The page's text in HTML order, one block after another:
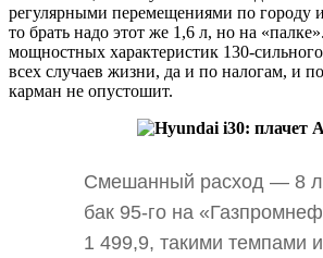
регулярными перемещениями по городу
то брать надо этот же 1,6 л, но на
мощностных характеристик 130-
всех случаев жизни, да и по налогам, и
карман не опустошит.
Смешанный расход — 8
бак 95-го на
1 499,9, такими темпами